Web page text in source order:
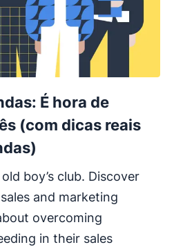
É hora de
(com dicas reais
boy’s club. Discover
and marketing
overcoming
in their sales